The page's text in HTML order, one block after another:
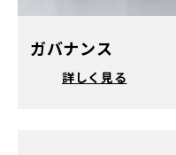
ガバナンス
詳しく見る